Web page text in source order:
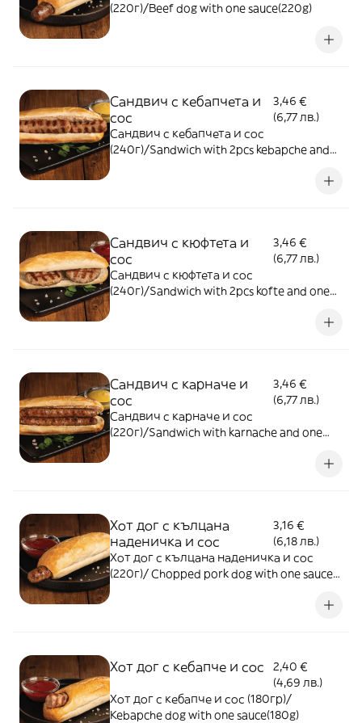
(220г)/Beef dog with one sauce(220g)
Сандвич с кебапчета и
сос
3,46 €
(6,77 лв.)
Сандвич с кебапчета и сос
(240г)/Sandwich with 2pcs kebapche and
Сандвич с кюфтета и
сос
3,46 €
(6,77 лв.)
Сандвич с кюфтета и сос
(240г)/Sandwich with 2pcs kofte and one
Сандвич с карначе и
сос
3,46 €
(6,77 лв.)
Сандвич с карначе и сос
(220г)/Sandwich with karnache and one
Хот дог с кълцана
наденичка и сос
3,16 €
(6,18 лв.)
Хот дог с кълцана наденичка и сос
(220г)/ Chopped pork dog with one sauce
Хот дог с кебапче и сос
2,40 €
(4,69 лв.)
Хот дог с кебапче и сос (180гр)/
Kebapche dog with one sauce(180g)